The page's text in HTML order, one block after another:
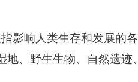
影响人类生存和发展的
、野生生物、自然遗